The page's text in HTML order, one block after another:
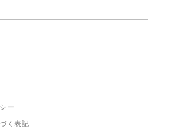
ー
く表記